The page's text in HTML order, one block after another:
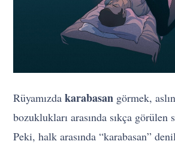
Rüyamızdakarabasan görmek,
bozuklukları arasında sıkça
Peki, halk arasında “karabasan”